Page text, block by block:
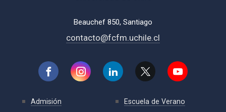
Beauchef 850, Santiago
contacto@fcfm.uchile.cl
Admisión
Escuela de Verano